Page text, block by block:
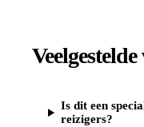
Is dit een
reizigers?